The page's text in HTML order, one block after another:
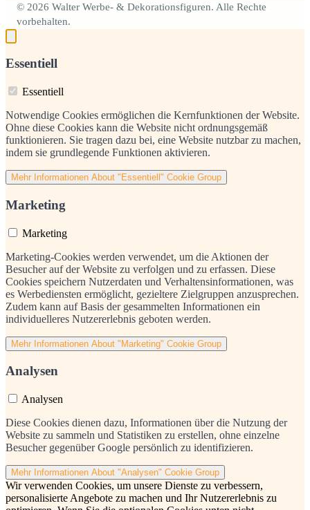
© 2026 Walter Werbe- & Dekorationsfiguren. Alle Rechte
vorbehalten.
Essentiell
Essentiell
Notwendige Cookies ermöglichen die Kernfunktionen der Website.
Ohne diese Cookies kann die Website nicht ordnungsgemäß
funktionieren. Sie tragen dazu bei, eine Website nutzbar zu machen,
indem sie grundlegende Funktionen aktivieren.
Mehr Informationen About "Essentiell" Cookie Group
Marketing
Marketing
Marketing-Cookies werden verwendet, um die Aktionen der
Besucher auf der Website zu verfolgen und zu erfassen. Diese
Cookies speichern Nutzerdaten und Verhaltensinformationen, was
es Werbediensten ermöglicht, gezieltere Zielgruppen anzusprechen.
Zudem kann auf Basis der gesammelten Informationen ein
individuelleres Nutzererlebnis geboten werden.
Mehr Informationen About "Marketing" Cookie Group
Analysen
Analysen
Diese Cookies dienen dazu, Informationen über die Nutzung der
Website zu sammeln und Statistiken zu erstellen, ohne einzelne
Besucher gegenüber Google persönlich zu identifizieren.
Mehr Informationen About "Analysen" Cookie Group
Wir verwenden Cookies, um unsere Dienste zu verbessern,
personalisierte Angebote zu machen und Ihr Nutzererlebnis zu